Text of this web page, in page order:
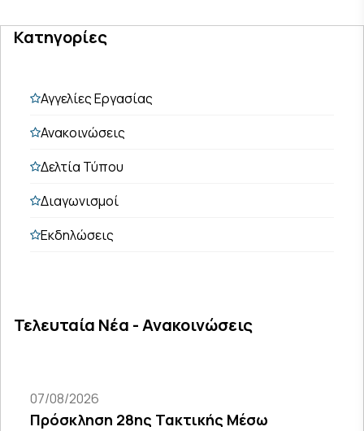
Κατηγορίες
Αγγελίες Εργασίας
Ανακοινώσεις
Δελτία Τύπου
Διαγωνισμοί
Εκδηλώσεις
Τελευταία Νέα - Ανακοινώσεις
07/08/2026
Πρόσκληση 28ης Τακτικής Μέσω